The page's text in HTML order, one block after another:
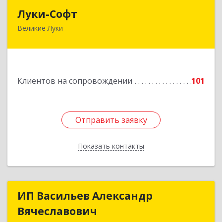
Луки-Софт
Великие Луки
Клиентов на сопровождении 101
Отправить заявку
Показать контакты
182113, Псковская обл, Великие Луки г,
Отправить заявку
Назад
ИП Васильев Александр
Вячеславович
ИП Васильев Александр